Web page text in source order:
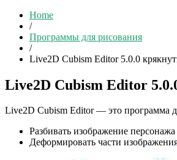
Home
/
Программы для рисования
/
Live2D Cubism Editor 5.0.0
Live2D Cubism Editor
Live2D Cubism Editor — это программа
Разбивать изображение
Деформировать части